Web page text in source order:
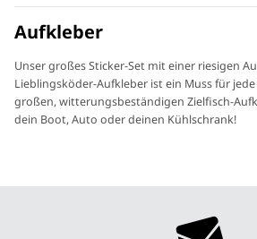
Aufkleber
Unser großes Sticker-Set mit einer riesigen
Lieblingsköder-Aufkleber ist ein Muss für
großen, witterungsbeständigen Zielfisch-
dein Boot, Auto oder deinen Kühlschrank!